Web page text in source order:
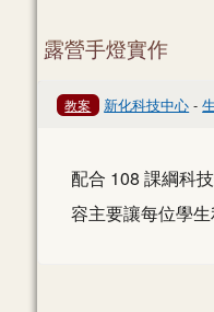
露營手燈實作
教案 新化科技中心 -
配合 108 課綱科
容主要讓每位學